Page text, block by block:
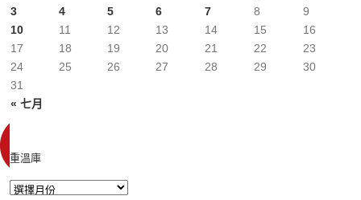
« 七月
3
4 5 6 7 8
9
10
11 12 13 14 15
16
17
18 19 20 21 22
23
24
25 26 27 28 29
30
31
重溫庫